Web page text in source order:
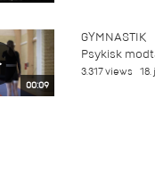
00:09
GYMNASTIK
Psykisk
3.317 views